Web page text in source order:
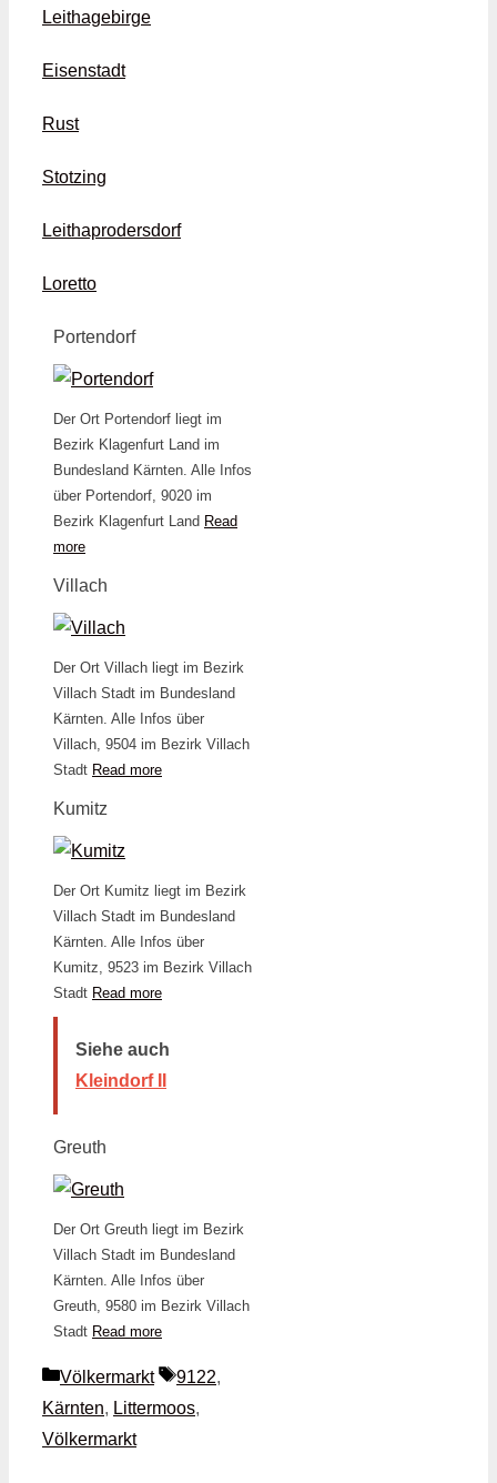
Leithagebirge
Eisenstadt
Rust
Stotzing
Leithaprodersdorf
Loretto
Portendorf
Der Ort Portendorf liegt im
Bezirk Klagenfurt Land im
Bundesland Kärnten. Alle Infos
über Portendorf, 9020 im
Bezirk Klagenfurt Land Read
more
Villach
Der Ort Villach liegt im Bezirk
Villach Stadt im Bundesland
Kärnten. Alle Infos über
Villach, 9504 im Bezirk Villach
Stadt Read more
Kumitz
Der Ort Kumitz liegt im Bezirk
Villach Stadt im Bundesland
Kärnten. Alle Infos über
Kumitz, 9523 im Bezirk Villach
Stadt Read more
Siehe auch
Kleindorf II
Greuth
Der Ort Greuth liegt im Bezirk
Villach Stadt im Bundesland
Kärnten. Alle Infos über
Greuth, 9580 im Bezirk Villach
Stadt Read more
Kategorien
Völkermarkt Schlagwörter
9122,
Kärnten, Littermoos,
Völkermarkt